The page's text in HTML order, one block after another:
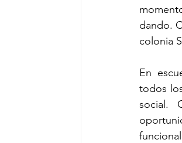
dando.
colonia
En
todos
social.